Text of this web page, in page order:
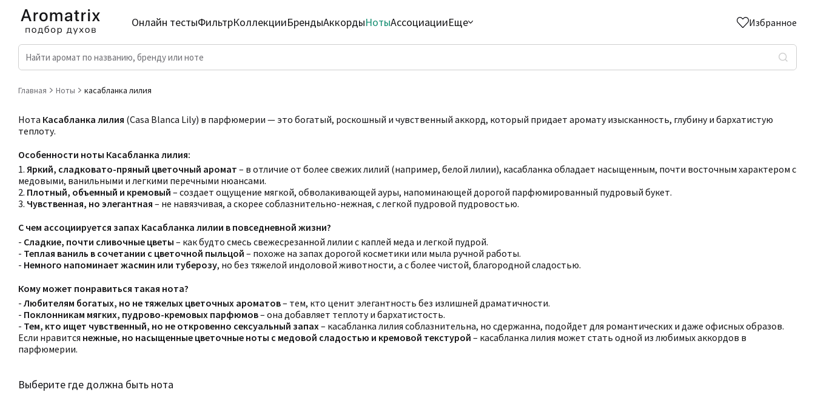
Онлайн тестыФильтрКоллекцииБрендыАккордыНотыАссоциацииЕще Избранное
Главная Ноты касабланка лилия
Нота Касабланка лилия (Casa Blanca Lily) в парфюмерии — это богатый, роскошный и чувственный аккорд, который придает аромату изысканность, глубину и бархатистую
теплоту.
Особенности ноты Касабланка лилия:
1. Яркий, сладковато-пряный цветочный аромат – в отличие от более свежих лилий (например, белой лилии), касабланка обладает насыщенным, почти восточным характером с
медовыми, ванильными и легкими перечными нюансами.
2. Плотный, объемный и кремовый – создает ощущение мягкой, обволакивающей ауры, напоминающей дорогой парфюмированный пудровый букет.
3. Чувственная, но элегантная – не навязчивая, а скорее соблазнительно-нежная, с легкой пудровой пудровостью.
С чем ассоциируется запах Касабланка лилии в повседневной жизни?
- Сладкие, почти сливочные цветы – как будто смесь свежесрезанной лилии с каплей меда и легкой пудрой.
- Теплая ваниль в сочетании с цветочной пыльцой – похоже на запах дорогой косметики или мыла ручной работы.
- Немного напоминает жасмин или туберозу, но без тяжелой индоловой животности, а с более чистой, благородной сладостью.
Кому может понравиться такая нота?
- Любителям богатых, но не тяжелых цветочных ароматов– тем, кто ценит элегантность без излишней драматичности.
- Поклонникам мягких, пудрово-кремовых парфюмов– она добавляет теплоту и бархатистость.
- Тем, кто ищет чувственный, но не откровенно сексуальный запах– касабланка лилия соблазнительна, но сдержанна, подойдет для романтических и даже офисных образов.
Если нравится нежные, но насыщенные цветочные ноты с медовой сладостью и кремовой текстурой – касабланка лилия может стать одной из любимых аккордов в
парфюмерии.
Выберите где должна быть нота